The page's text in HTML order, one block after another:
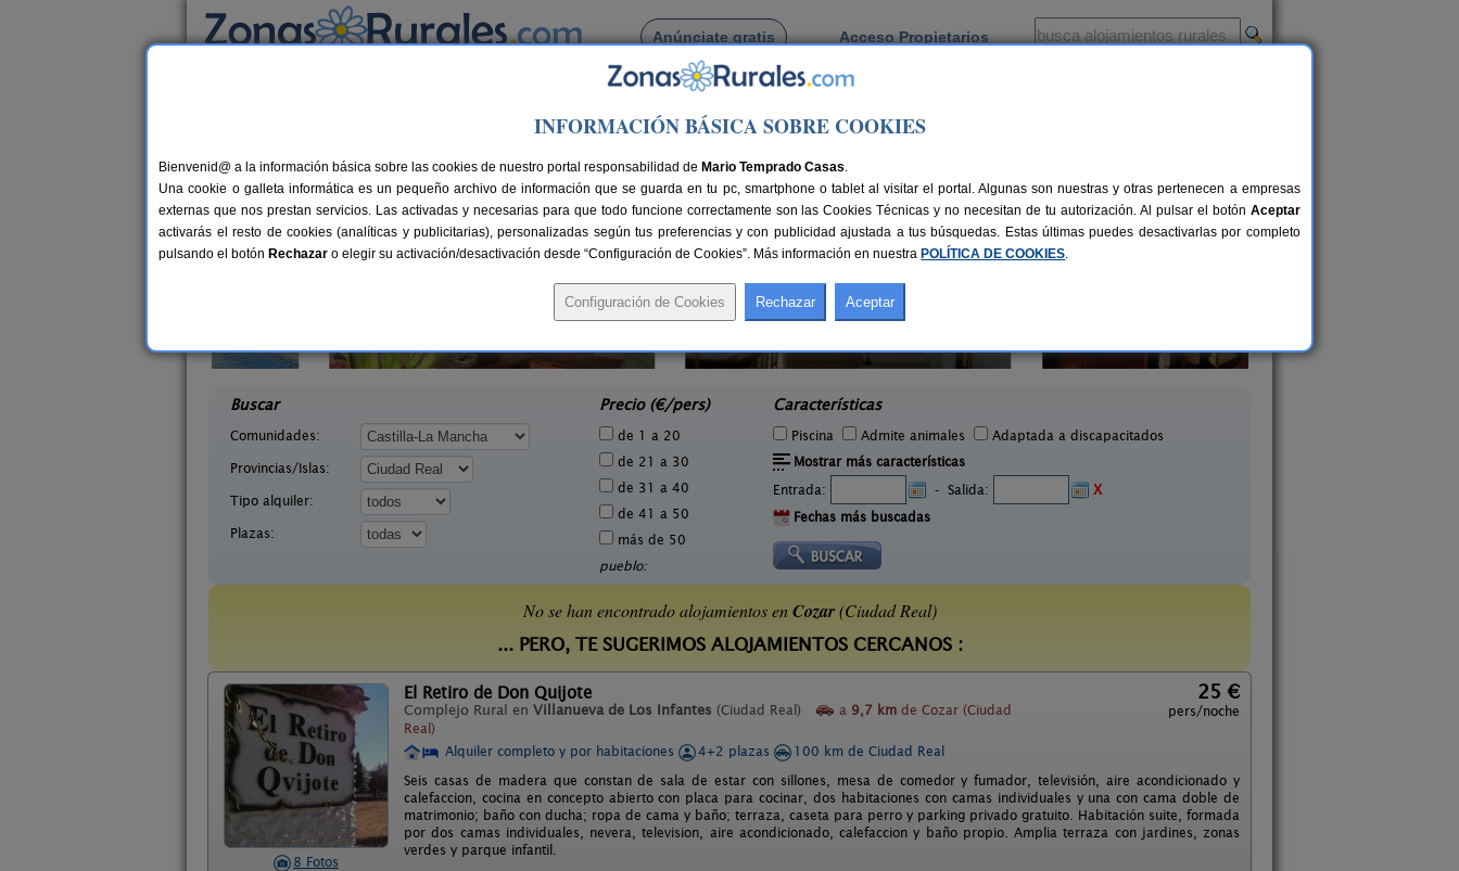
Anúnciate gratis Acceso Propietarios
Busca por pueblo
> Cozar
Casas Rurales cerca de Cozar
26 €
La Cuesta del Río
San Carlos del Valle
Buscar
Comunidades:
Provincias/Islas:
Tipo alquiler:
Plazas:
Precio (€/pers)
de 1 a 20
de 21 a 30
de 31 a 40
de 41 a 50
más de 50
pueblo:
Características
Piscina Admite animales
Adaptada a discapacitados
Mostrar más características
Entrada:
- Salida:
X
Fechas más buscadas
No se han encontrado alojamientos enCozar(Ciudad Real)
... PERO, TE SUGERIMOS ALOJAMIENTOS CERCANOS :
8 Fotos
El Retiro de Don Quijote
Complejo Rural en Villanueva de Los Infantes (Ciudad Real) a 9,7 km de Cozar (Ciudad
Real)
25 €
pers/noche
Alquiler completo y por habitaciones 4+2 plazas
100 km de Ciudad Real
Seis casas de madera que constan de sala de estar con sillones, mesa de comedor y fumador, televisión, aire acondicionado y
calefaccion, cocina en concepto abierto con placa para cocinar, dos habitaciones con camas individuales y una con cama doble de
matrimonio; baño con ducha; ropa de cama y baño; terraza, caseta para perro y parking privado gratuito. Habitación suite, formada
por dos camas individuales, nevera, television, aire acondicionado, calefaccion y baño propio. Amplia terraza con jardines, zonas
verdes y parque infantil.
INFORMACIÓN BÁSICA SOBRE COOKIES
Bienvenid@ a la información básica sobre las cookies de nuestro portal responsabilidad de Mario Temprado Casas.
Una cookie o galleta informática es un pequeño archivo de información que se guarda en tu pc, smartphone o tablet al visitar el portal. Algunas son nuestras y otras pertenecen a empresas
externas que nos prestan servicios. Las activadas y necesarias para que todo funcione correctamente son las Cookies Técnicas y no necesitan de tu autorización. Al pulsar el botón Aceptar
activarás el resto de cookies (analíticas y publicitarias), personalizadas según tus preferencias y con publicidad ajustada a tus búsquedas. Estas últimas puedes desactivarlas por completo
pulsando el botón Rechazar o elegir su activación/desactivación desde “Configuración de Cookies”. Más información en nuestra POLÍTICA DE COOKIES.